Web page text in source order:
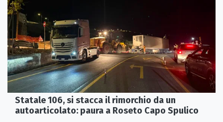
Statale 106, si stacca il rimorchio da un
autoarticolato: paura a Roseto Capo Spulico